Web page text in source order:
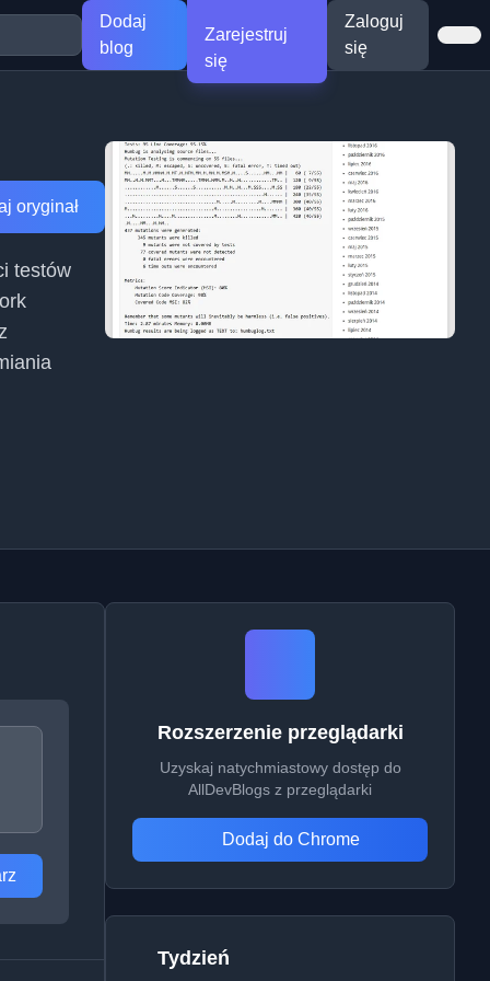
Dodaj
blog
Zarejestruj
się
Zaloguj
się
oryginał
testów
Rozszerzenie przeglądarki
Uzyskaj natychmiastowy dostęp do
AllDevBlogs z przeglądarki
Dodaj do Chrome
Tydzień